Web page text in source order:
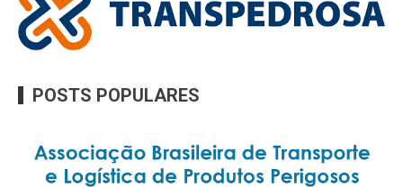
POSTS POPULARES